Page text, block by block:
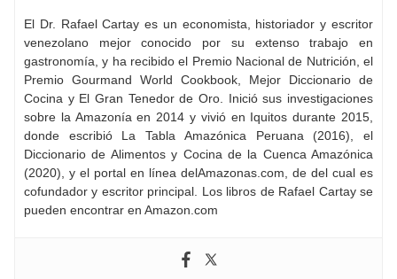
El Dr. Rafael Cartay es un economista, historiador y escritor
venezolano mejor conocido por su extenso trabajo en
gastronomía, y ha recibido el Premio Nacional de Nutrición, el
Premio Gourmand World Cookbook, Mejor Diccionario de
Cocina y El Gran Tenedor de Oro. Inició sus investigaciones
sobre la Amazonía en 2014 y vivió en Iquitos durante 2015,
donde escribió La Tabla Amazónica Peruana (2016), el
Diccionario de Alimentos y Cocina de la Cuenca Amazónica
(2020), y el portal en línea delAmazonas.com, de del cual es
cofundador y escritor principal. Los libros de Rafael Cartay se
pueden encontrar en Amazon.com